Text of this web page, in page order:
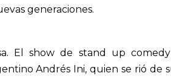
generaciones.
El show de stand up
Andrés Ini, quien se rió de